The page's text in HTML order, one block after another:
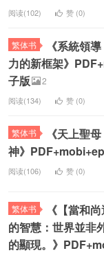
阅读(102) 赞 (0)
繁体书
《系統領
力的新框架》
子版
2
阅读(134) 赞 (0)
繁体书
《天上聖
神》
阅读(106) 赞 (0)
繁体书
《【當和
的智慧：世界並非
的顯現。》